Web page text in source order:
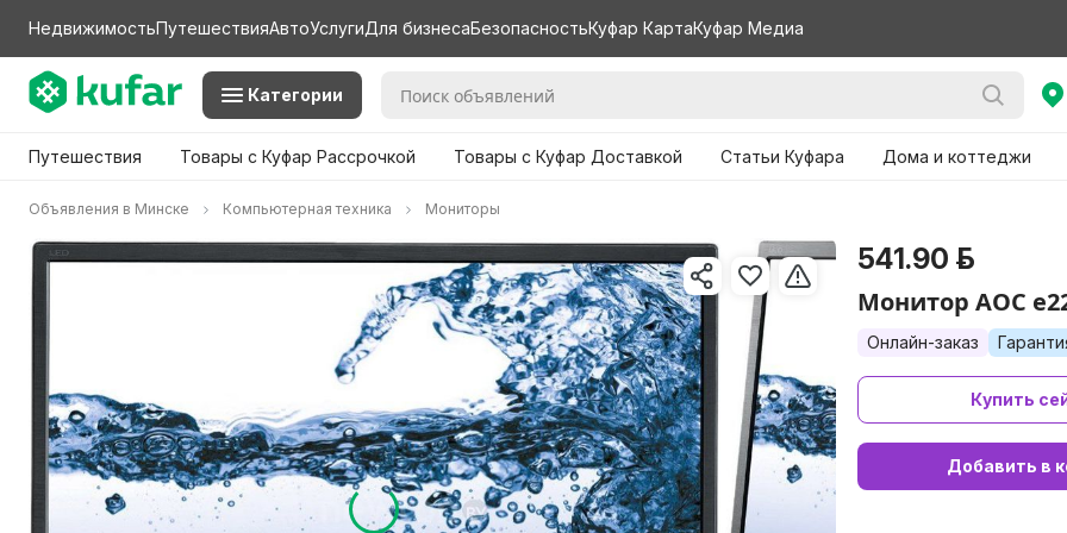
НедвижимостьПутешествияАвтоУслугиДля бизнесаБезопасностьКуфар КартаКуфар Медиа
Категории
Путешествия Товары с Куфар Рассрочкой Товары с Куфар Доставкой Статьи Куфара Дома и коттеджи
Объявления в Минске Компьютерная техника Мониторы
541.90 р.
Монитор AOC
Онлайн-заказ
Купить
Добавить в